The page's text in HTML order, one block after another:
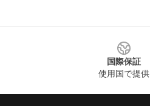
国際保証
使用国で提供